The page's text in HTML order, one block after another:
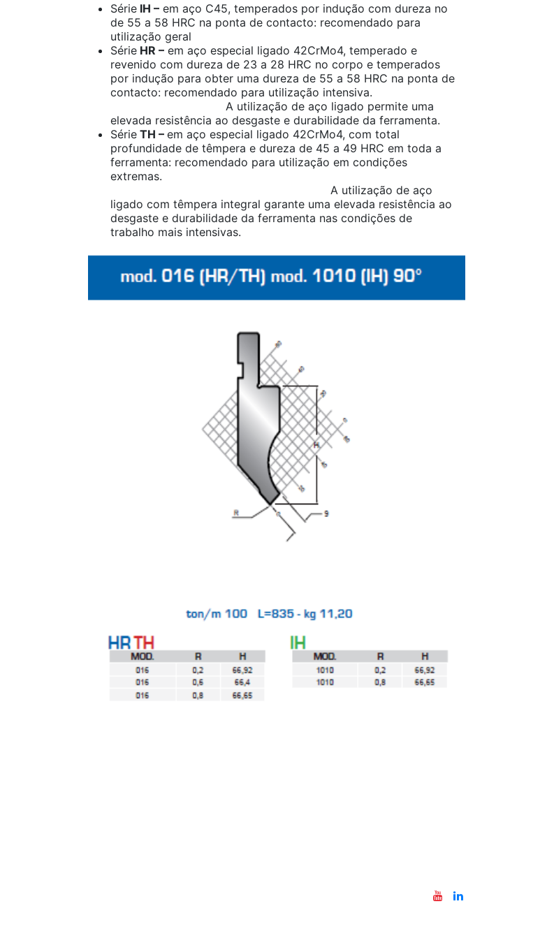
Série IH – em aço C45, temperados por indução com dureza no
de 55 a 58 HRC na ponta de contacto: recomendado para
utilização geral
Série HR – em aço especial ligado 42CrMo4, temperado e
revenido com dureza de 23 a 28 HRC no corpo e temperados
por indução para obter uma dureza de 55 a 58 HRC na ponta de
contacto: recomendado para utilização intensiva.
A utilização de aço ligado permite uma
elevada resistência ao desgaste e durabilidade da ferramenta.
Série TH – em aço especial ligado 42CrMo4, com total
profundidade de têmpera e dureza de 45 a 49 HRC em toda a
ferramenta: recomendado para utilização em condições
extremas.
A utilização de aço
ligado com têmpera integral garante uma elevada resistência ao
desgaste e durabilidade da ferramenta nas condições de
trabalho mais intensivas.